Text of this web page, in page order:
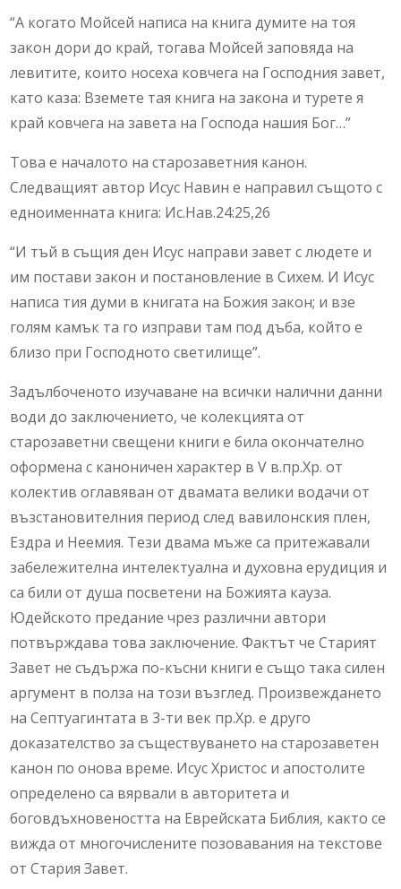
“А когато Мойсей написа на книга думите на тоя
закон дори до край, тогава Мойсей заповяда на
левитите, които носеха ковчега на Господния завет,
като каза: Вземете тая книга на закона и турете я
край ковчега на завета на Господа нашия Бог…”
Това е началото на старозаветния канон.
Следващият автор Исус Навин е направил същото с
едноименната книга: Ис.Нав.24:25,26
“И тъй в същия ден Исус направи завет с людете и
им постави закон и постановление в Сихем. И Исус
написа тия думи в книгата на Божия закон; и взе
голям камък та го изправи там под дъба, който е
близо при Господното светилище”.
Задълбоченото изучаване на всички налични данни
води до заключението, че колекцията от
старозаветни свещени книги е била окончателно
оформена с каноничен характер в V в.пр.Хр. от
колектив оглавяван от двамата велики водачи от
възстановителния период след вавилонския плен,
Ездра и Неемия. Тези двама мъже са притежавали
забележителна интелектуална и духовна ерудиция и
са били от душа посветени на Божията кауза.
Юдейското предание чрез различни автори
потвърждава това заключение. Фактът че Старият
Завет не съдържа по-късни книги е също така силен
аргумент в полза на този възглед. Произвеждането
на Септуагинтата в 3-ти век пр.Хр. е друго
доказателство за съществуването на старозаветен
канон по онова време. Исус Христос и апостолите
определено са вярвали в авторитета и
боговдъхновеността на Еврейската Библия, както се
вижда от многочислените позовавания на текстове
от Стария Завет.